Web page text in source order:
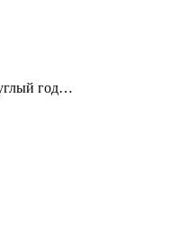
год…